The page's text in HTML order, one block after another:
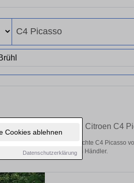
Cookies ablehnen
Datenschutzerklärung
Ihren gebrauchten Citroen C4
Entdecken Sie gebrauchte C4 Picasso
von privat und vom Händler.